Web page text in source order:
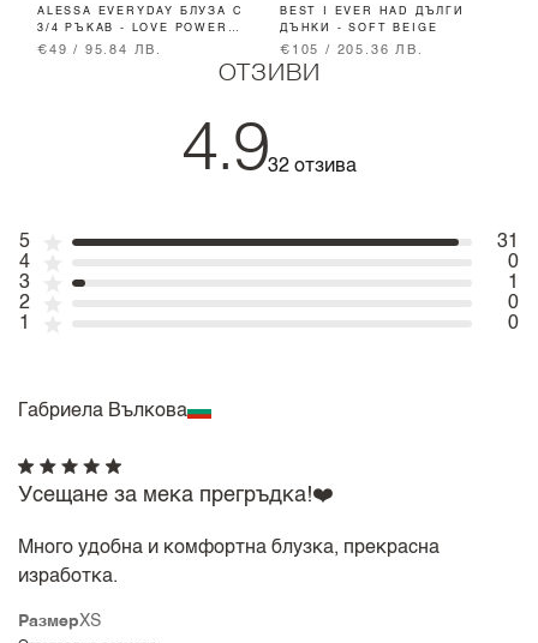
ALESSA EVERYDAY БЛУЗА С
3/4 РЪКАВ - LOVE POWER
BEAUTY
€49 / 95.84 ЛВ.
BEST I EVER HAD ДЪЛГИ
ДЪНКИ - SOFT BEIGE
€105 / 205.36 ЛВ.
ОТЗИВИ
4.932 отзива
5
31
4
0
3
1
2
0
1
0
Габриела Вълкова
РазмерXS
Усещане за мека прегръдка!❤️
Много удобна и комфортна блузка, прекрасна
изработка.